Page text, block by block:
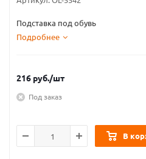
Подставка под обувь
Подробнее
216 руб./шт
Под заказ
В